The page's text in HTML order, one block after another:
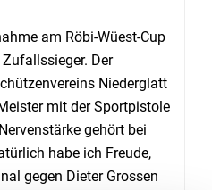
am Röbi-Wüest-Cup
Der
Niederglatt
mit der Sportpistole
gehört bei
habe ich Freude,
gegen Dieter Grossen